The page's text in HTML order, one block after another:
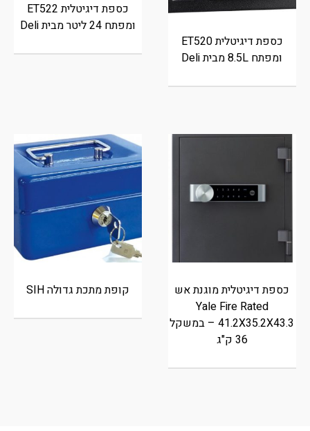
כספת דיגיטלית ET520
ומפתח 8.5L מבית Deli
כספת דיגיטלית ET522
ומפתח 24 ליטר מבית Deli
כספת דיגיטלית מוגנת אש
Yale Fire Rated
41.2X35.2X43.3 – במשקל
36 ק"ג
קופת מתכת גדולה SIH